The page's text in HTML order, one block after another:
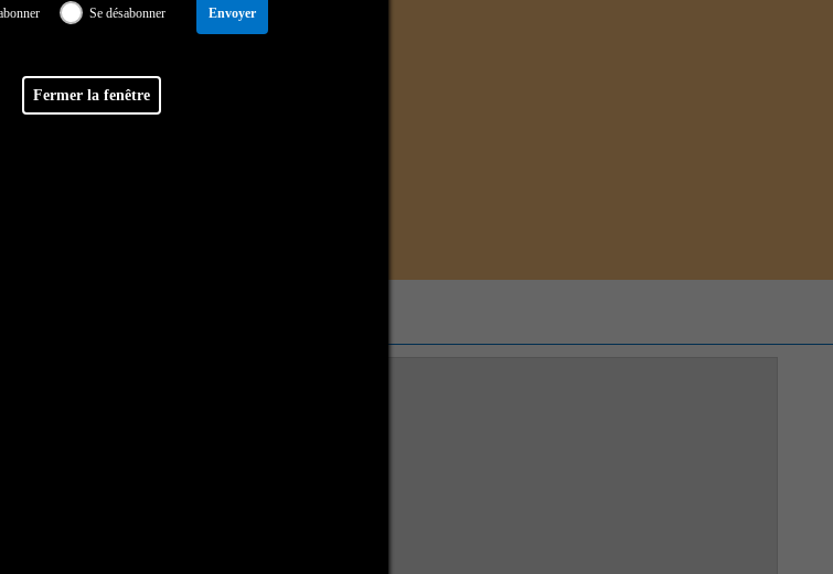
Retrouvez-nous sur
Se désabonner Envoyer
Fermer la fenêtre